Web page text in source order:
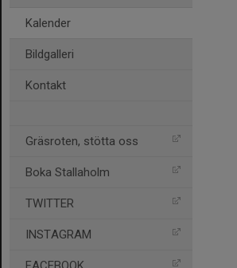
Kalender
Bildgalleri
Kontakt
Gräsroten, stötta oss
Boka Stallaholm
TWITTER
INSTAGRAM